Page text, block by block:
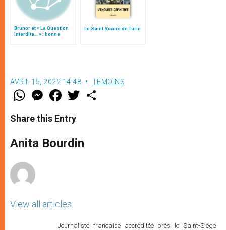
Brunor et « La Question
interdite… » : bonne
traversée ! (II)
Le Saint Suaire de Turin
AVRIL 15, 2022 14:48 TÉMOINS
W
t
s
p
p
M
e
s
e
g
e
F
a
e
b
o
k
w
r
Share this Entry
Anita Bourdin
View all articles
Journaliste française accréditée près le Saint-Siège